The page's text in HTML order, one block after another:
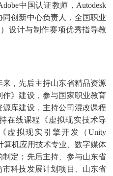
中国认证教师， Autodesk
创新中心负责人，全国职业
）设计与制作赛项优秀指导教
来，先后主持山东省精品资源
》建设，参与国家职业教育
库建设，主持公司混改课程
在线课程《虚拟现实技术导
虚拟现实引擎开发（Unity
算机应用技术专业、数字媒体
定；先后主持、参与山东省
科技发展计划项目、山东省